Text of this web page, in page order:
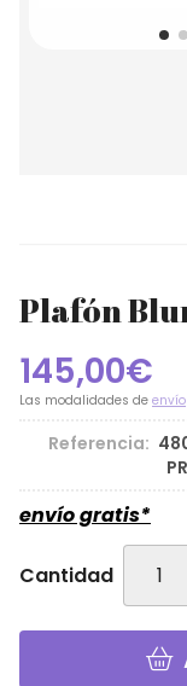
Plafón
145,00€
Las modalidades de envío
Referencia:
envío gratis*
Cantidad